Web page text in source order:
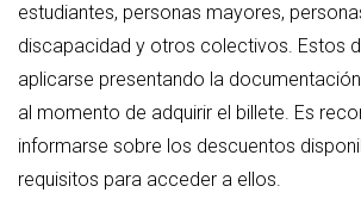
estudiantes, personas mayores,
discapacidad y otros colectivos. Estos
aplicarse presentando la
al momento de adquirir el billete. Es
informarse sobre los descuentos
requisitos para acceder a ellos.